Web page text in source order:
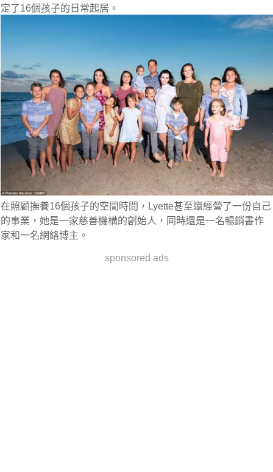
定了16個孩子的日常起居。
在照顧撫養16個孩子的空閒時間，Lyette甚至還經營了一份自己
的事業，她是一家慈善機構的創始人，同時還是一名暢銷書作
家和一名網絡博主。
sponsored ads